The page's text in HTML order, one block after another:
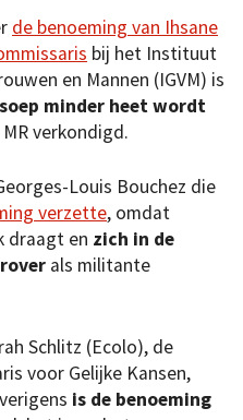
de benoeming van Ihsane
bij het Instituut
en Mannen (IGVM) is
minder heet wordt
verkondigd.
Louis Bouchez die
verzette, omdat
draagt en zich in de
als militante
Schlitz (Ecolo), de
voor Gelijke Kansen,
is de benoeming